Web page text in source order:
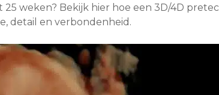
weken? Bekijk hier hoe een 3D/4D
detail en verbondenheid.